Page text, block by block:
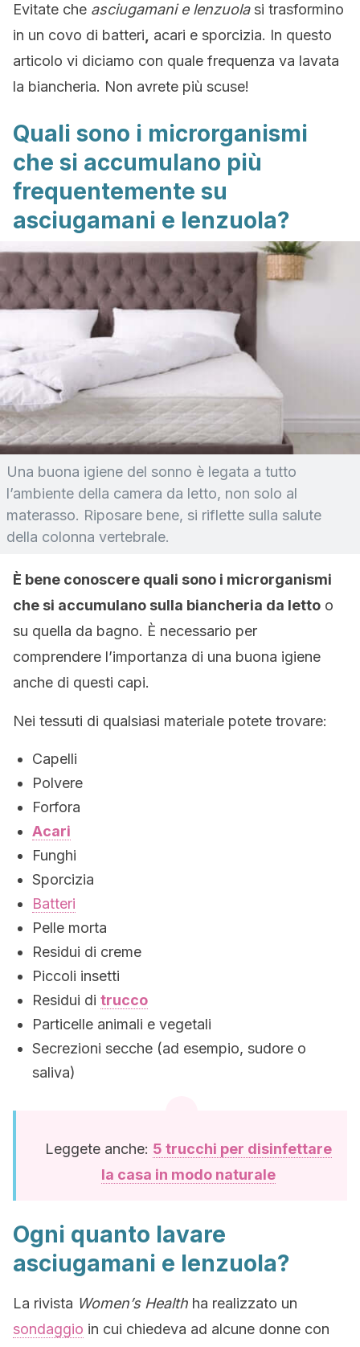
Evitate che asciugamani e lenzuolasi trasformino
in un covo di batteri
acari e sporcizia. In questo
articolo vi diciamo con quale frequenza va lavata
la biancheria. Non avrete più scuse!
Quali sono i microrganismi
che si accumulano più
frequentemente su
asciugamani e lenzuola?
Una buona igiene del sonno è legata a tutto
l’ambiente della camera da letto, non solo al
materasso. Riposare bene, si riflette sulla salute
della colonna vertebrale.
È bene conoscere quali sono i microrganismi
che si accumulano sulla biancheria da letto o
su quella da bagno. È necessario per
comprendere l’importanza di una buona igiene
anche di questi capi.
Nei tessuti di qualsiasi materiale potete trovare:
Capelli
Polvere
Forfora
Acari
Funghi
Sporcizia
Batteri
Pelle morta
Residui di creme
Piccoli insetti
Residui di trucco
Particelle animali e vegetali
Secrezioni secche (ad esempio, sudore o
saliva)
Leggete anche: 5 trucchi per disinfettare
la casa in modo naturale
Ogni quanto lavare
asciugamani e lenzuola?
La rivista Women’s Health ha realizzato un
sondaggio in cui chiedeva ad alcune donne con